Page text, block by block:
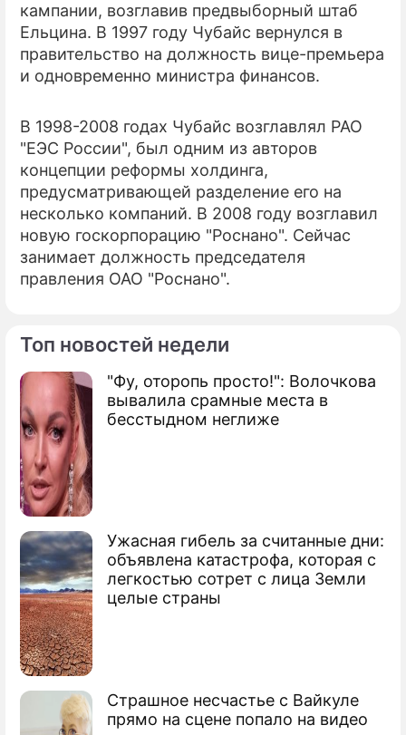
Топ новостей недели
"Фу, оторопь просто!": Волочкова
вывалила срамные места в
бесстыдном неглиже
Ужасная гибель за считанные дни:
объявлена катастрофа, которая с
легкостью сотрет с лица Земли
целые страны
Страшное несчастье с Вайкуле
прямо на сцене попало на видео
кампании, возглавив предвыборный штаб
Ельцина. В 1997 году Чубайс вернулся в
правительство на должность вице-премьера
и одновременно министра финансов.
В 1998-2008 годах Чубайс возглавлял РАО
"ЕЭС России", был одним из авторов
концепции реформы холдинга,
предусматривающей разделение его на
несколько компаний. В 2008 году возглавил
новую госкорпорацию "Роснано". Сейчас
занимает должность председателя
правления ОАО "Роснано".